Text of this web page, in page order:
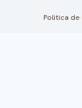
Politica